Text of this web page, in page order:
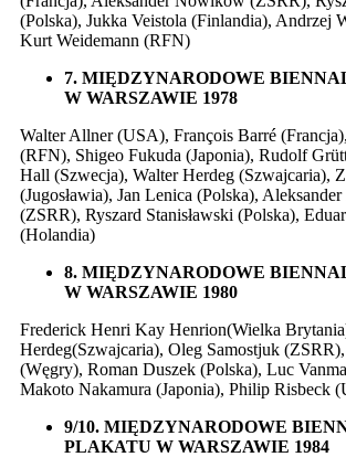
(Polska), Jukka Veistola (Finlandia), Andrzej
Kurt Weidemann (RFN)
7. MIĘDZYNARODOWE
W WARSZAWIE 1978
Walter Allner (USA), François Barré
(RFN), Shigeo Fukuda (Japonia), Rudolf
Hall (Szwecja), Walter Herdeg (Szwajcaria),
(Jugosławia), Jan Lenica (Polska),
(ZSRR), Ryszard Stanisławski (Polska),
(Holandia)
8. MIĘDZYNARODOWE
W WARSZAWIE 1980
Frederick Henri Kay Henrion(Wielka
Herdeg(Szwajcaria), Oleg Samostjuk
(Węgry), Roman Duszek (Polska), Luc
Makoto Nakamura (Japonia), Philip Risbeck
9/10. MIĘDZYNARODOWE
PLAKATU W WARSZAWIE 1984